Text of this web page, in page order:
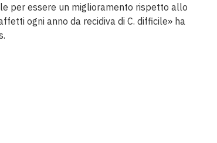
per essere un miglioramento rispetto allo
ogni anno da recidiva di C. difficile» ha